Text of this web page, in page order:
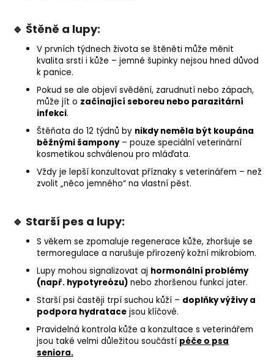
🔹 Štěně a lupy:
V prvních týdnech života se štěněti může měnit
kvalita srsti i kůže – jemné šupinky nejsou hned důvod
k panice.
Pokud se ale objeví svědění, zarudnutí nebo zápach,
může jít o začínající seboreu nebo parazitární
infekci.
Štěňata do 12 týdnů by nikdy neměla být koupána
běžnými šampony– pouze speciální veterinární
kosmetikou schválenou pro mláďata.
Vždy je lepší konzultovat příznaky s veterinářem – než
zvolit „něco jemného“ na vlastní pěst.
🔹 Starší pes a lupy:
S věkem se zpomaluje regenerace kůže, zhoršuje se
termoregulace a narušuje přirozený kožní mikrobiom.
Lupy mohou signalizovat aj hormonální problémy
(např. hypotyreózu) nebo zhoršenou funkci jater.
Starší psi častěji trpí suchou kůží – doplňky výživy a
podpora hydratace jsou klíčové.
Pravidelná kontrola kůže a konzultace s veterinářem
jsou také velmi důležitou součástí péče o psa
seniora.